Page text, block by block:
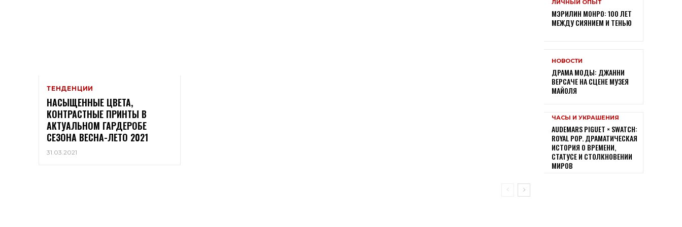
ТЕНДЕНЦИИ
НАСЫЩЕННЫЕ ЦВЕТА,
КОНТРАСТНЫЕ ПРИНТЫ В
АКТУАЛЬНОМ ГАРДЕРОБЕ
СЕЗОНА ВЕСНА-ЛЕТО 2021
31.03.2021
ЛИЧНЫЙ ОПЫТ
МЭРИЛИН МОНРО: 100 ЛЕТ
МЕЖДУ СИЯНИЕМ И ТЕНЬЮ
НОВОСТИ
ДРАМА МОДЫ: ДЖАННИ
ВЕРСАЧЕ НА СЦЕНЕ МУЗЕЯ
МАЙОЛЯ
ЧАСЫ И УКРАШЕНИЯ
AUDEMARS PIGUET × SWATCH:
ROYAL POP. ДРАМАТИЧЕСКАЯ
ИСТОРИЯ О ВРЕМЕНИ,
СТАТУСЕ И СТОЛКНОВЕНИИ
МИРОВ